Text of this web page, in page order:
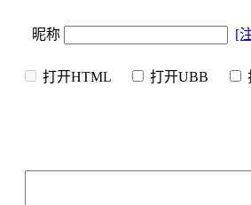
昵称 [
打开HTML 打开UBB